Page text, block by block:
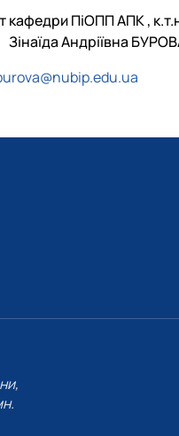
кафедри ПіОПП АПК ,
Зінаїда Андріївна